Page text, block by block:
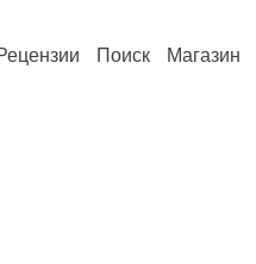
Поиск Магазин